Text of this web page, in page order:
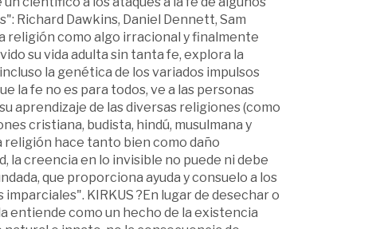
Richard Dawkins, Daniel Dennett, Sam
religión como algo irracional y finalmente
su vida adulta sin tanta fe, explora la
la genética de los variados impulsos
la fe no es para todos, ve a las personas
aprendizaje de las diversas religiones (como
cristiana, budista, hindú, musulmana y
religión hace tanto bien como daño
la creencia en lo invisible no puede ni debe
que proporciona ayuda y consuelo a los
KIRKUS ?En lugar de desechar o
entiende como un hecho de la existencia